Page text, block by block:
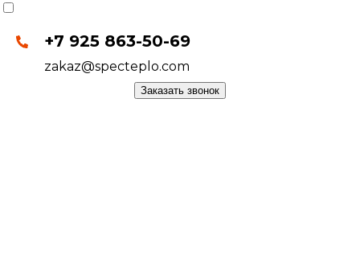
+7 925 863-50-69
zakaz@specteplo.com
Заказать звонок